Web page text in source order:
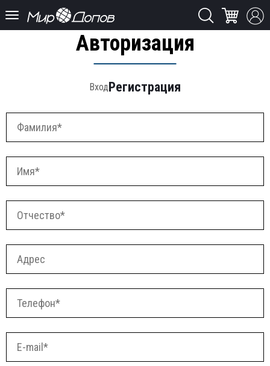
Авторизация
ВходРегистрация